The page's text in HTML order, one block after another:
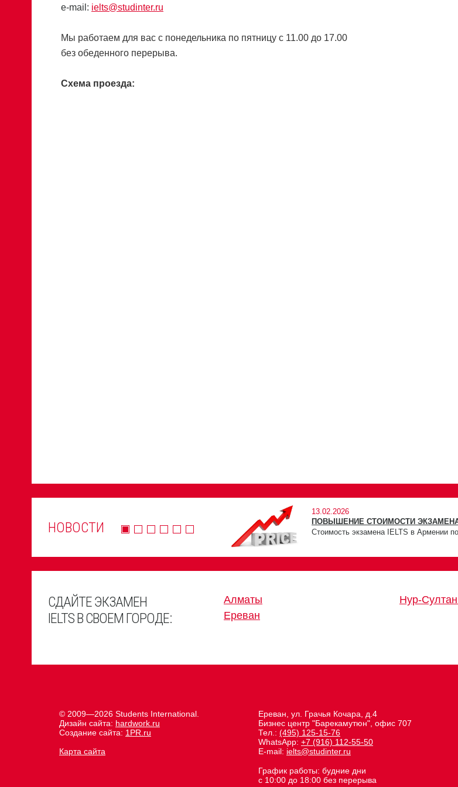
e-mail: ielts@studinter.ru
Мы работаем для вас с понедельника по пятницу с 11.00 до 17.00
без обеденного перерыва.
Схема проезда:
НОВОСТИ
13.02.2026
ПОВЫШЕНИЕ СТОИМОСТИ
Стоимость экзамена IELTS в Армении
СДАЙТЕ ЭКЗАМЕН
IELTS В СВОЕМ ГОРОДЕ:
Алматы
Ереван
Нур-
Ереван, ул. Грачья Кочара, д.4
Бизнес центр "Барекамутюн", офис 707
Тел.: (495) 125-15-76
WhatsApp: +7 (916) 112-55-50
E-mail: ielts@studinter.ru
График работы: будние дни
с 10:00 до 18:00 без перерыва
© 2009—2026 Students International.
Дизайн сайта: hardwork.ru
Создание сайта: 1PR.ru
Карта сайта